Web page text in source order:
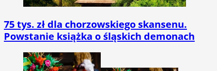
75 tys. zł dla chorzowskiego skansenu.
Powstanie książka o śląskich demonach